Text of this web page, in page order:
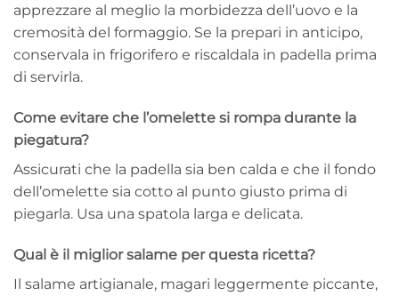
apprezzare al meglio la morbidezza dell’uovo e la
cremosità del formaggio. Se la prepari in anticipo,
conservala in frigorifero e riscaldala in padella prima
di servirla.
Come evitare che l’omelette si rompa durante la
piegatura?
Assicurati che la padella sia ben calda e che il fondo
dell’omelette sia cotto al punto giusto prima di
piegarla. Usa una spatola larga e delicata.
Qual è il miglior salame per questa ricetta?
Il salame artigianale, magari leggermente piccante,